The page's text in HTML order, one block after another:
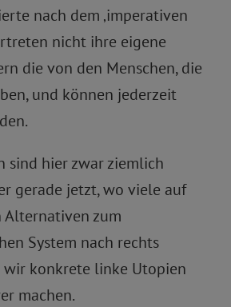
nach dem ‚imperativen
nicht ihre eigene
die von den Menschen, die
und können jederzeit
sind hier zwar ziemlich
gerade jetzt, wo viele auf
Alternativen zum
System nach rechts
konkrete linke Utopien
machen.